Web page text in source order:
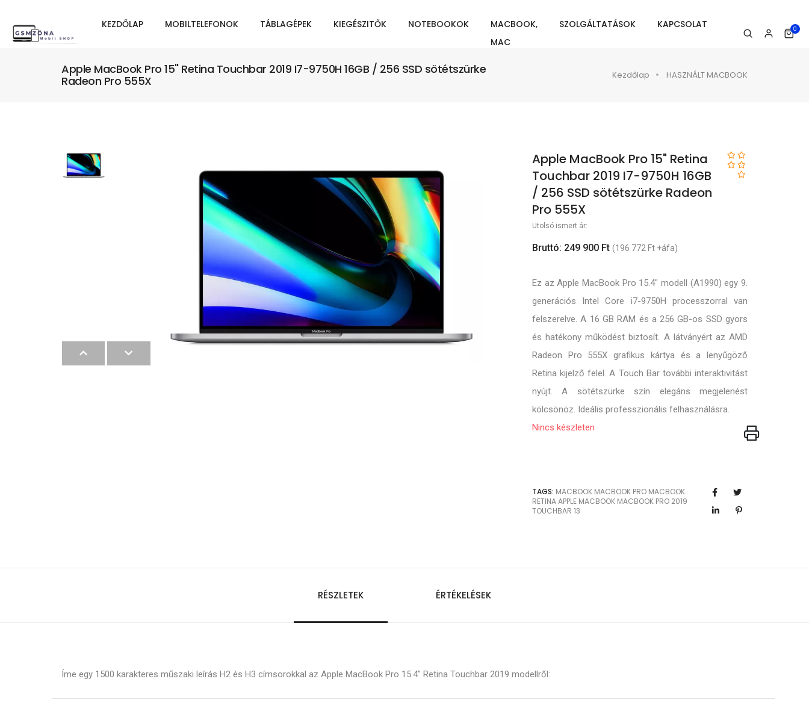
KEZDŐLAP MOBILTELEFONOK TÁBLAGÉPEK KIEGÉSZITŐK NOTEBOOKOK
MACBOOK,
MAC
SZOLGÁLTATÁSOK KAPCSOLAT 0
Apple MacBook Pro 15" Retina Touchbar 2019 I7-9750H 16GB / 256 SSD sötétszürke
Radeon Pro 555X
Kezdőlap HASZNÁLT MACBOOK
Apple MacBook Pro 15" Retina
Touchbar 2019 I7-9750H 16GB
/ 256 SSD sötétszürke Radeon
Pro 555X
Utolsó ismert ár:
Bruttó: 249 900 Ft (196 772 Ft +áfa)
Ez az Apple MacBook Pro 15.4" modell (A1990) egy 9.
generációs Intel Core i7-9750H processzorral van
felszerelve. A 16 GB RAM és a 256 GB-os SSD gyors
és hatékony működést biztosít. A látványért az AMD
Radeon Pro 555X grafikus kártya és a lenyűgöző
Retina kijelző felel. A Touch Bar további interaktivitást
nyújt. A sötétszürke szín elegáns megjelenést
kölcsönöz. Ideális professzionális felhasználásra.
Nincs készleten
TAGS: MACBOOK MACBOOK PRO MACBOOK
RETINAAPPLE MACBOOK MACBOOK PRO 2019
TOUCHBAR 13
RÉSZLETEK ÉRTÉKELÉSEK
Íme egy 1500 karakteres műszaki leírás H2 és H3 címsorokkal az Apple MacBook Pro 15.4" Retina Touchbar 2019 modellről: